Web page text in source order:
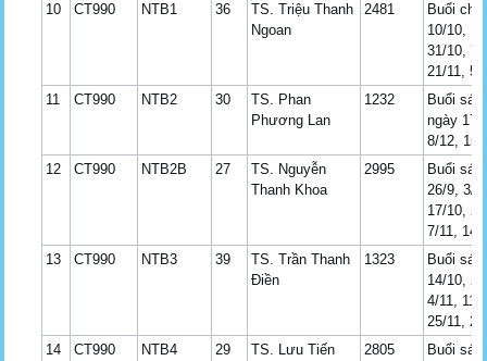
10
CT990 NTB1 36
TS. Triệu Thanh
Ngoan
2481
Buổi
10/10,
31/10, 7/
21/11, 5/
11
CT990 NTB2 30
TS. Phan
Phương Lan
1232
Buổi
ngày 17/
8/12, 15/
12
CT990 NTB2B 27
TS. Nguyễn
Thanh Khoa
2995
Buổi
26/9, 3/
17/10,
7/11, 14/
13
CT990 NTB3 39
TS. Trần Thanh
Điền
1323
Buổi
14/10,
4/11, 11/
25/11, 2/
14
CT990 NTB4 29
TS. Lưu Tiến
2805
Buổi